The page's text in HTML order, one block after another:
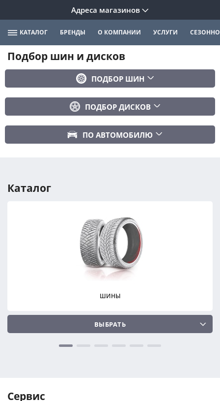
Адреса магазинов
КАТАЛОГ БРЕНДЫ О КОМПАНИИ УСЛУГИ
Подбор шин и дисков
ПОДБОР ШИН
Сбросить
ПОДБОР ДИСКОВ
ПОДОБРАТЬ
Сбросить
ПО АВТОМОБИЛЮ
Год авто
ПОДОБРАТЬ
Сбросить
Каталог
ШИНЫ
ВЫБРАТЬ
Сервис